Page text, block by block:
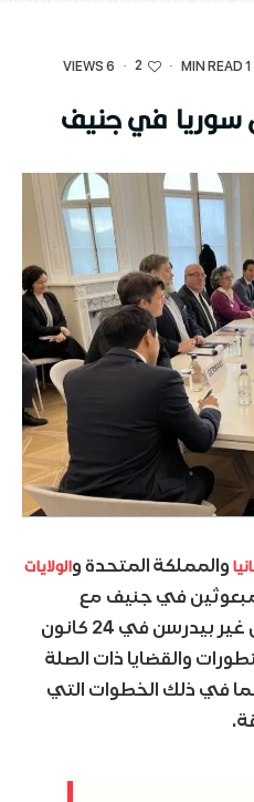
1 MIN READ
·
2
·
6 VIEWS
سوريا في جنيف
والمملكة المتحدة والولايات
في جنيف مع
المبعوث الأممي الخاص غير بيدرسن في 24 كانون
والقضايا ذات الصلة
مجلس الامن 2254 ، بما في ذلك الخطوات التي